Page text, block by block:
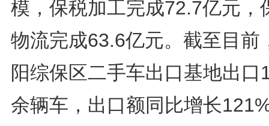
模，保税加工完成72.7亿元，
物流完成63.6亿元。截至目前
阳综保区二手车出口基地出口
余辆车，出口额同比增长